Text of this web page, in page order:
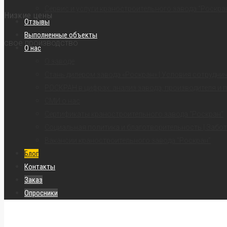
Низкие цены
свое производство
Отзывы
Выполненные объекты
О нас
Блог
Контакты
Заказ
Опросники